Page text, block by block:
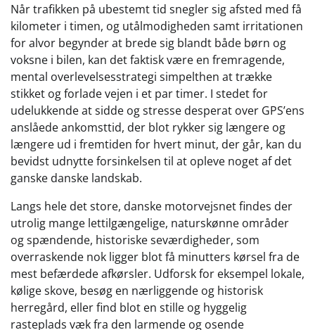
Når trafikken på ubestemt tid snegler sig afsted med få
kilometer i timen, og utålmodigheden samt irritationen
for alvor begynder at brede sig blandt både børn og
voksne i bilen, kan det faktisk være en fremragende,
mental overlevelsesstrategi simpelthen at trække
stikket og forlade vejen i et par timer. I stedet for
udelukkende at sidde og stresse desperat over GPS’ens
anslåede ankomsttid, der blot rykker sig længere og
længere ud i fremtiden for hvert minut, der går, kan du
bevidst udnytte forsinkelsen til at opleve noget af det
ganske danske landskab.
Langs hele det store, danske motorvejsnet findes der
utrolig mange lettilgængelige, naturskønne områder
og spændende, historiske seværdigheder, som
overraskende nok ligger blot få minutters kørsel fra de
mest befærdede afkørsler. Udforsk for eksempel lokale,
kølige skove, besøg en nærliggende og historisk
herregård, eller find blot en stille og hyggelig
rasteplads væk fra den larmende og osende